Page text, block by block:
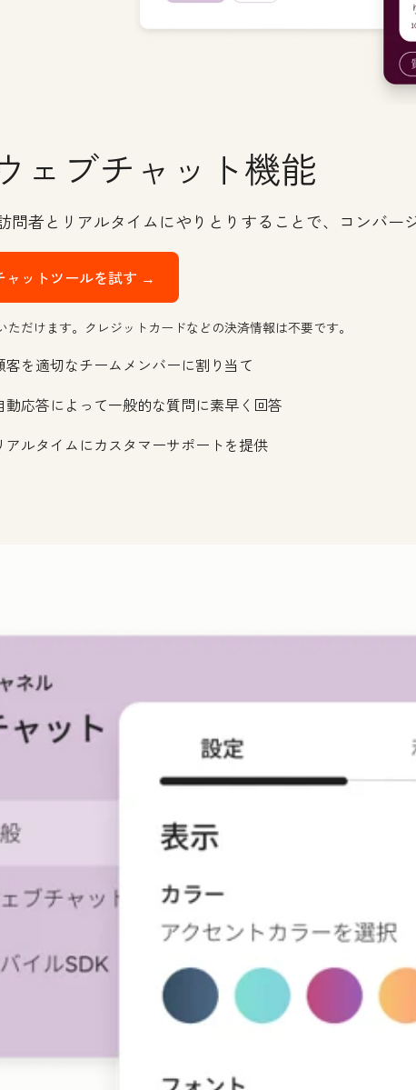
ェブチャット機能
問者とリアルタイムにやりとりすることで、コンバー
ャットツールを試す →
ただけます。クレジットカードなどの決済情報は不要です。
客を適切なチームメンバーに割り当て
動応答によって一般的な質問に素早く回答
アルタイムにカスタマーサポートを提供